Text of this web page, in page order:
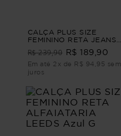
CALÇA PLUS SIZE
FEMININO RETA JEANS
FRADES Azul G2
R$ 239,90 R$ 189,90
Em até 2x de R$ 94,95 sem
juros